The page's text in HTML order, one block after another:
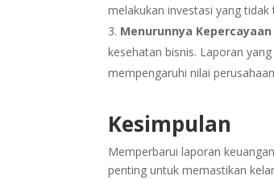
melakukan investasi yang tidak
Menurunnya
kesehatan bisnis. Laporan
mempengaruhi nilai
Kesimpulan
Memperbarui laporan
penting untuk memastikan